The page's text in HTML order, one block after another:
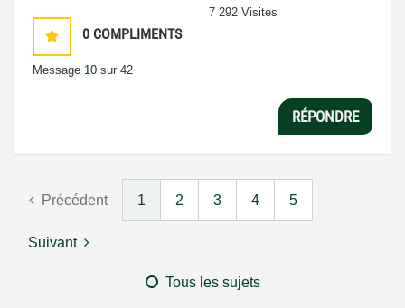
0 COMPLIMENTS
Message 10 sur 42
7 292 Visites
RÉPONDRE
Précédent 1 2 3 4 5
Suivant
Tous les sujets